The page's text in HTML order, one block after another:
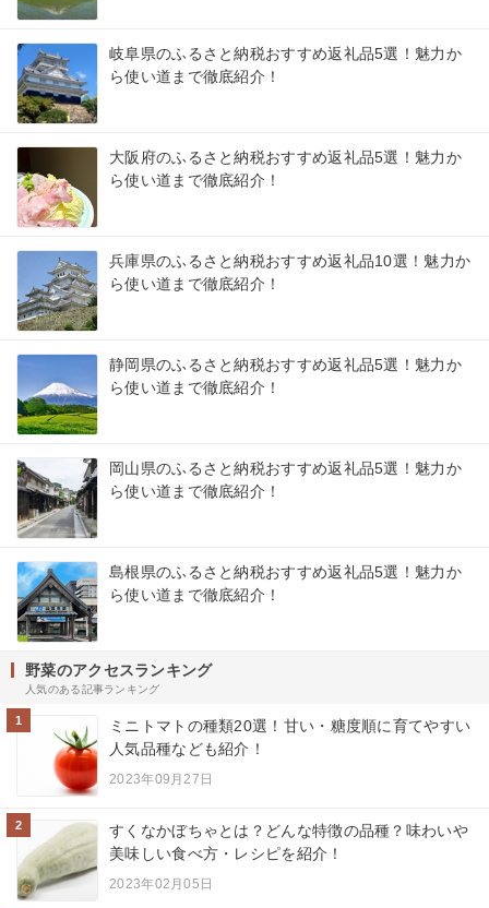
岐阜県のふるさと納税おすすめ返礼品5選！魅力か
ら使い道まで徹底紹介！
大阪府のふるさと納税おすすめ返礼品5選！魅力か
ら使い道まで徹底紹介！
兵庫県のふるさと納税おすすめ返礼品10選！魅力か
ら使い道まで徹底紹介！
静岡県のふるさと納税おすすめ返礼品5選！魅力か
ら使い道まで徹底紹介！
岡山県のふるさと納税おすすめ返礼品5選！魅力か
ら使い道まで徹底紹介！
島根県のふるさと納税おすすめ返礼品5選！魅力か
ら使い道まで徹底紹介！
野菜のアクセスランキング
人気のある記事ランキング
1
ミニトマトの種類20選！甘い・糖度順に育てやすい
人気品種なども紹介！
2023年09月27日
2
すくなかぼちゃとは？どんな特徴の品種？味わいや
美味しい食べ方・レシピを紹介！
2023年02月05日